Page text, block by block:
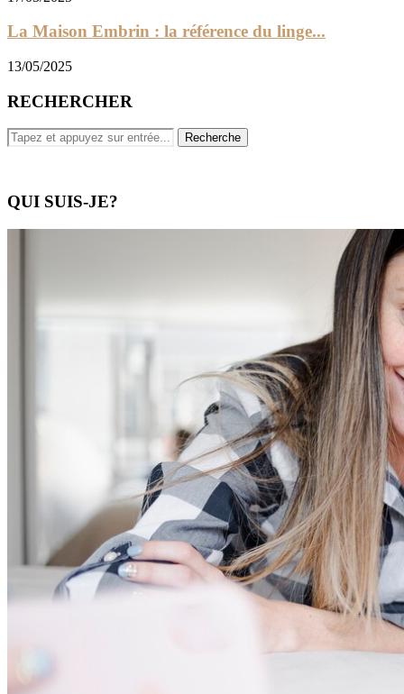
La Maison Embrin : la référence du linge...
13/05/2025
RECHERCHER
QUI SUIS-JE?